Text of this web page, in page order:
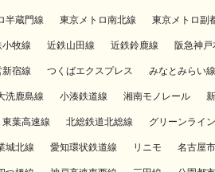
半蔵門線 東京メトロ南北線 東京メトロ副
小牧線 近鉄山田線 近鉄鈴鹿線 阪急神戸
新宿線 つくばエクスプレス みなとみらい線
洗鹿島線 小湊鉄道線 湘南モノレール
東葉高速線 北総鉄道北総線 グリーンライン
城北線 愛知環状鉄道線 リニモ 名古屋